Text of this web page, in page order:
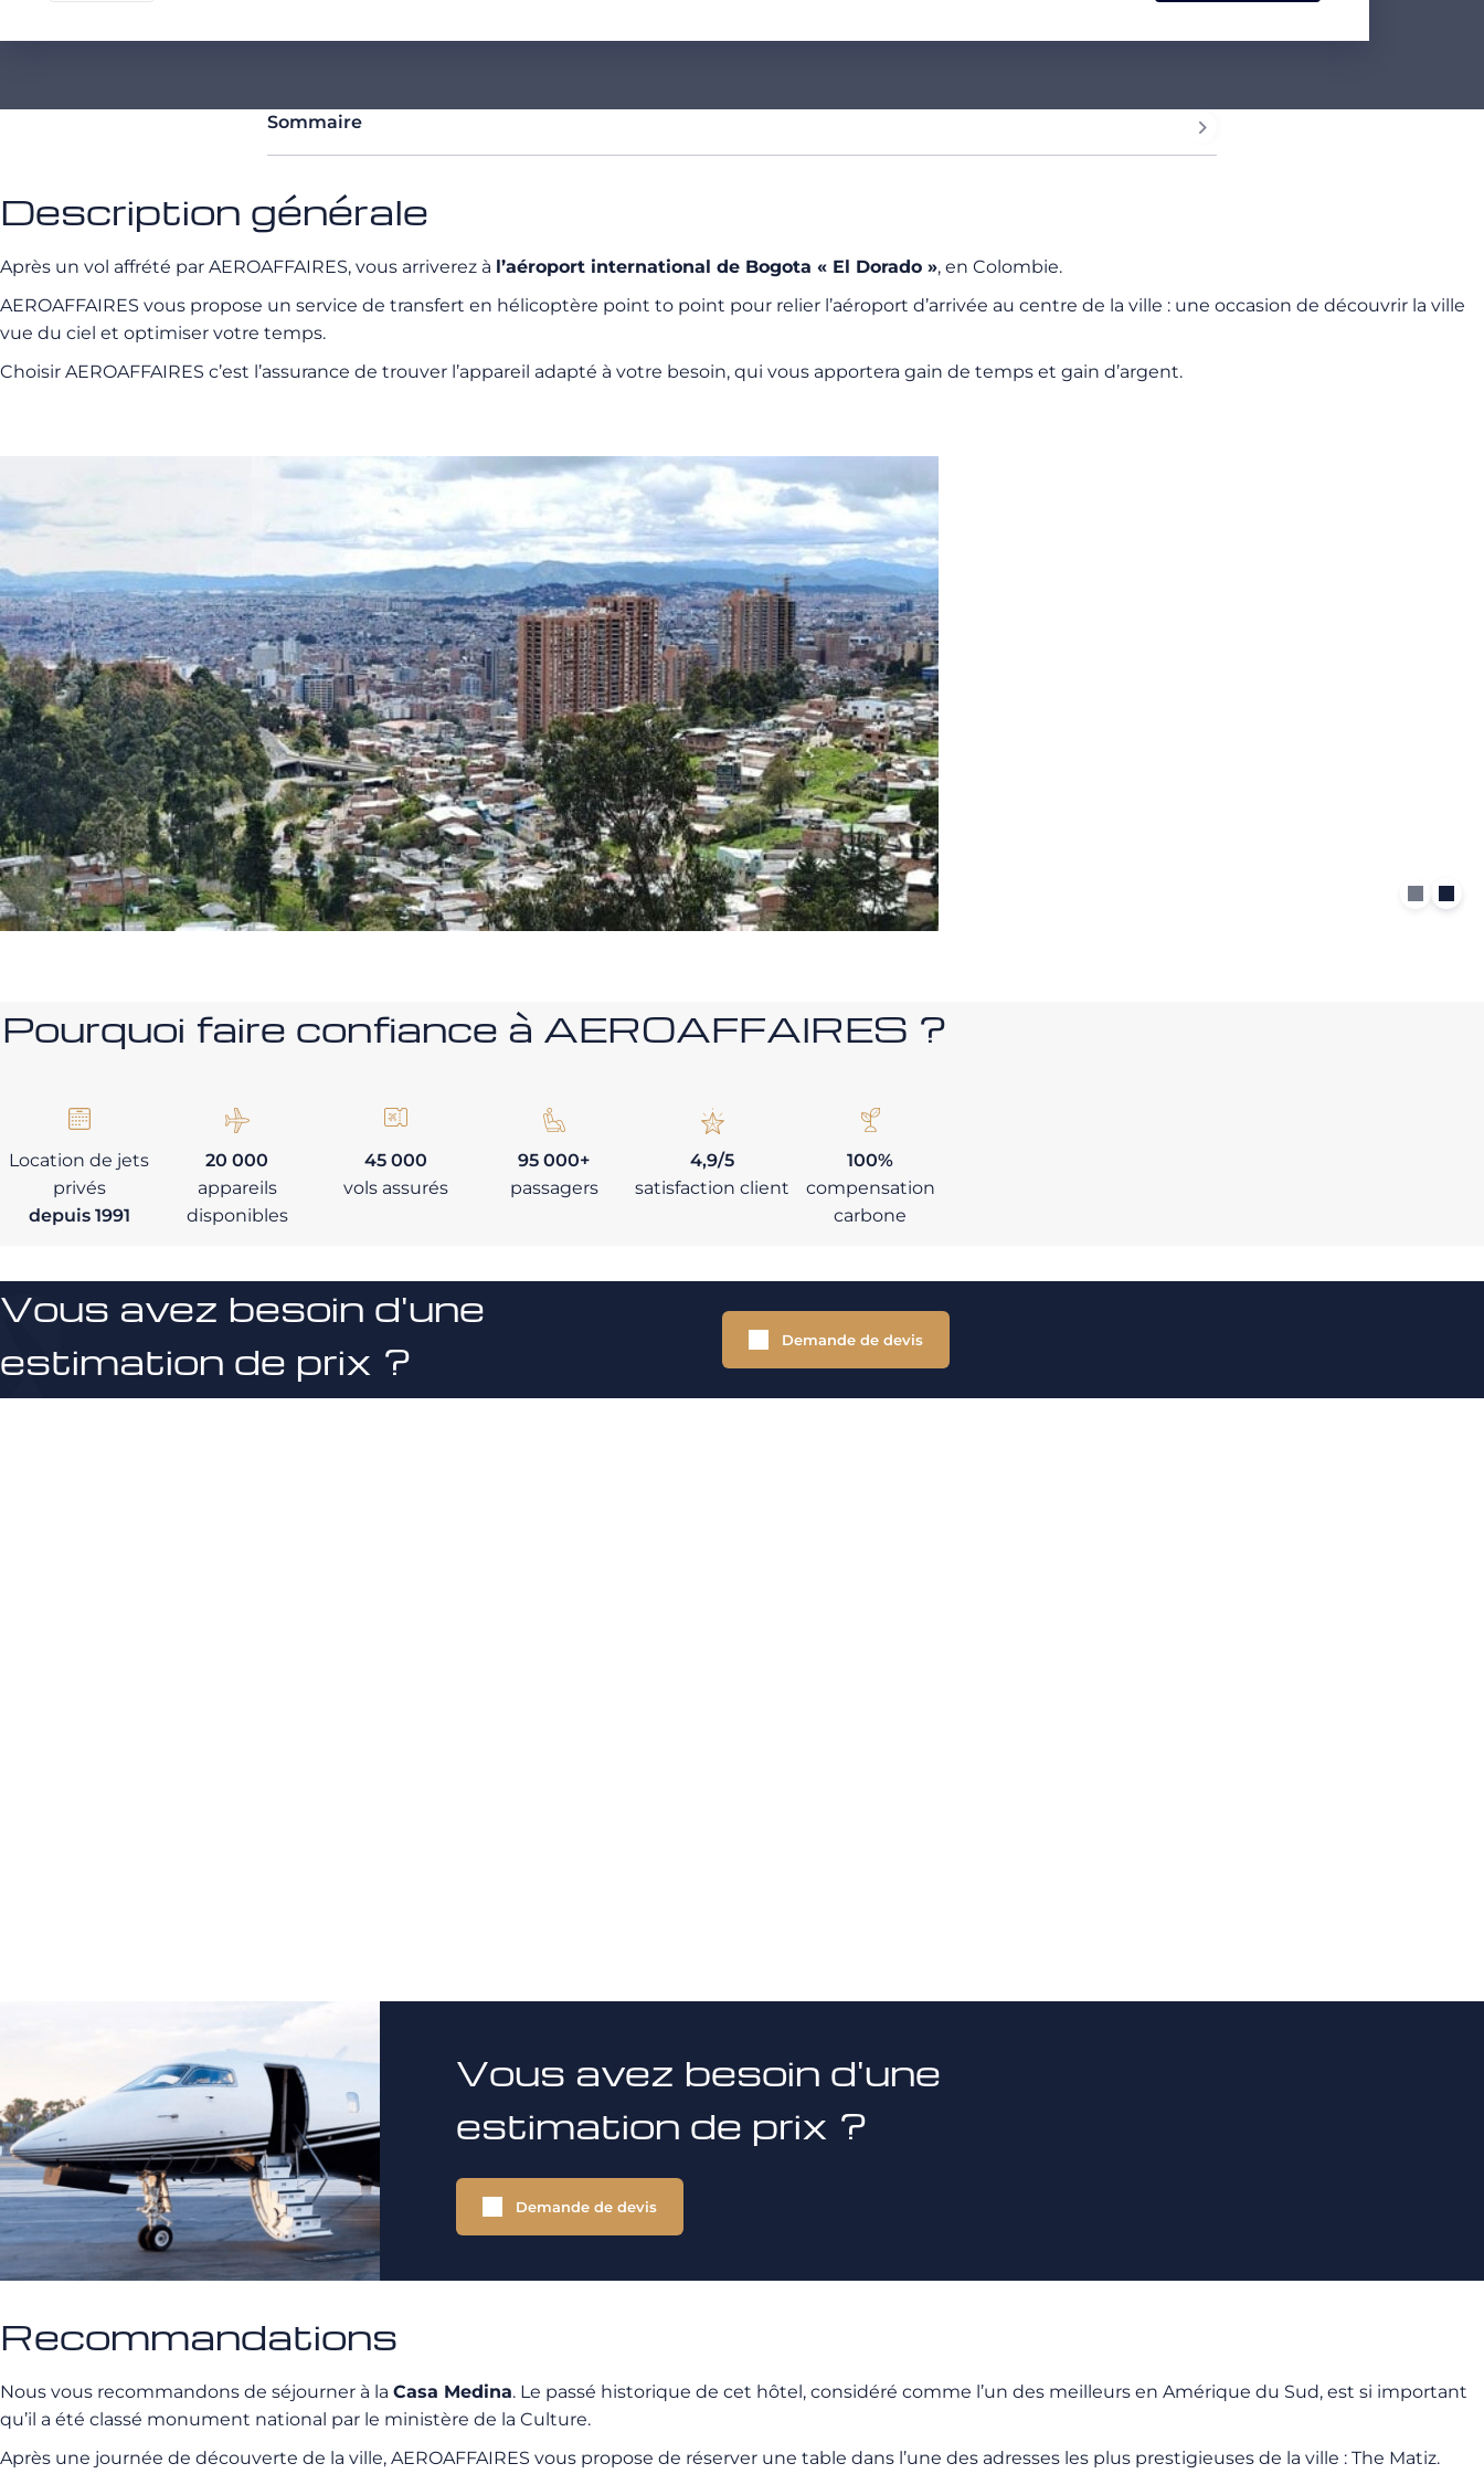
Sommaire
Description générale
Après un vol affrété par AEROAFFAIRES, vous arriverez à l’aéroport international de Bogota « El Dorado », en Colombie.
AEROAFFAIRES vous propose un service de transfert en hélicoptère point to point pour relier l’aéroport d’arrivée au centre de la ville : une occasion de découvrir la ville
vue du ciel et optimiser votre temps.
Choisir AEROAFFAIRES c’est l’assurance de trouver l’appareil adapté à votre besoin, qui vous apportera gain de temps et gain d’argent.
Pourquoi faire confiance à AEROAFFAIRES ?
Location de jets
privés
depuis 1991
20 000
appareils
disponibles
45 000
vols assurés
95 000+
passagers
4,9/5
satisfaction client
100%
compensation
carbone
Vous avez besoin d'une
estimation de prix ?
Demande de devis
Vous avez besoin d'une
estimation de prix ?
Demande de devis
Recommandations
Nous vous recommandons de séjourner à la Casa Medina. Le passé historique de cet hôtel, considéré comme l’un des meilleurs en Amérique du Sud, est si important
qu’il a été classé monument national par le ministère de la Culture.
Après une journée de découverte de la ville, AEROAFFAIRES vous propose de réserver une table dans l’une des adresses les plus prestigieuses de la ville : The Matiz.